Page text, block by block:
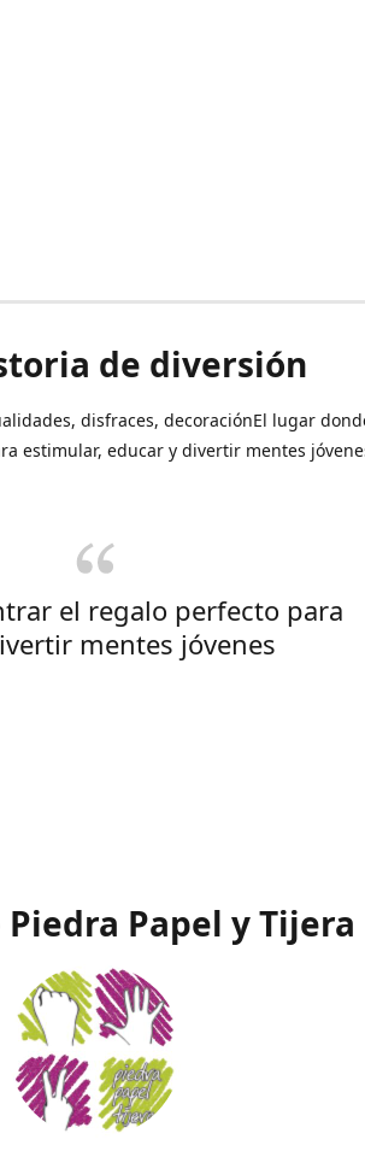
de diversión
disfraces, decoraciónEl lugar
estimular, educar y divertir mentes
el regalo perfecto para
mentes jóvenes
Piedra Papel y Tijera